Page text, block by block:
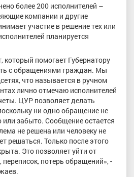
более 200 исполнителей –
компании и другие
участие в решение тех или
планируется
который помогает Губернатору
с обращениями граждан. Мы
что называется в ручном
лично отмечаю исполнителей
ЦУР позволяет делать
ни одно обращение не
забыто. Сообщение остается
не решена или человеку не
решаться. Только после этого
Это позволяет уйти от
потерь обращений», -